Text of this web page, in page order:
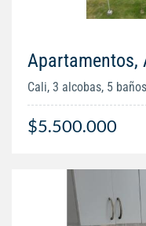
Apartamentos,
Cali, 3 alcobas, 5
$5.500.000